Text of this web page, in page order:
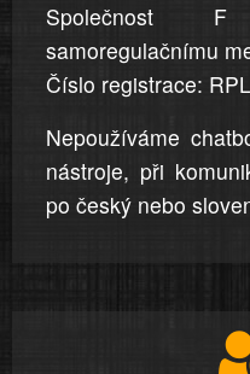
Společnost
samoregulačnímu
Číslo registrace:
Nepoužíváme
nástroje, při
po český nebo